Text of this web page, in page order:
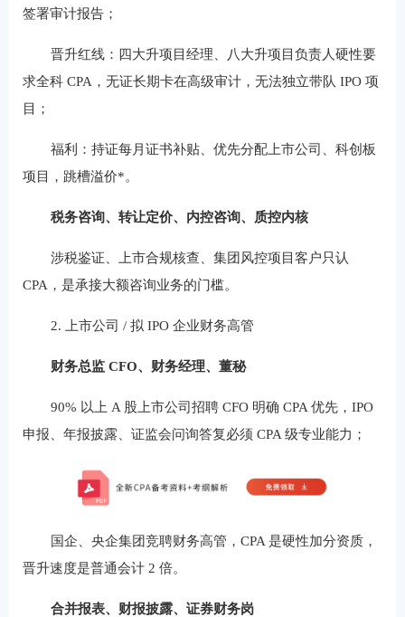
签署审计报告；
晋升红线：四大升项目经理、八大升项目负责人硬性要
求全科 CPA，无证长期卡在高级审计，无法独立带队 IPO 项
目；
福利：持证每月证书补贴、优先分配上市公司、科创板
项目，跳槽溢价*。
税务咨询、转让定价、内控咨询、质控内核
涉税鉴证、上市合规核查、集团风控项目客户只认
CPA，是承接大额咨询业务的门槛。
2. 上市公司 / 拟 IPO 企业财务高管
财务总监 CFO、财务经理、董秘
90% 以上 A 股上市公司招聘 CFO 明确 CPA 优先，IPO
申报、年报披露、证监会问询答复必须 CPA 级专业能力；
国企、央企集团竞聘财务高管，CPA 是硬性加分资质，
晋升速度是普通会计 2 倍。
合并报表、财报披露、证券财务岗